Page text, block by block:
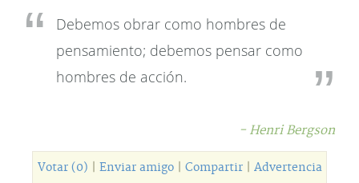
Debemos obrar como hombres de
pensamiento; debemos pensar como
hombres de acción.
- Henri Bergson
Votar (0) Enviar amigo| Compartir| Advertencia